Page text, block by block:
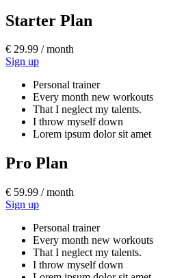
Starter Plan
€ 29.99 / month
Sign up
Personal trainer
Every month new workouts
That I neglect my talents.
I throw myself down
Lorem ipsum dolor sit amet
Pro Plan
€ 59.99 / month
Sign up
Personal trainer
Every month new workouts
That I neglect my talents.
I throw myself down